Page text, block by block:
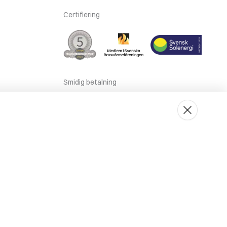
Certifiering
Smidig betalning